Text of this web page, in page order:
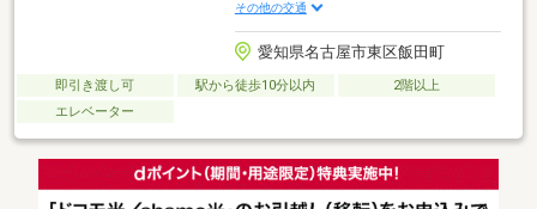
その他の交通
愛知県名古屋市東区飯田町
即引き渡し可 駅から徒歩10分以内
2階以上
エレベーター